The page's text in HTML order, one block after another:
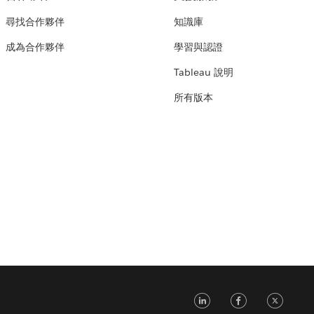
尋找合作夥伴
成為合作夥伴
知識庫
學習與認證
Tableau 說明
所有版本
LinkedIn